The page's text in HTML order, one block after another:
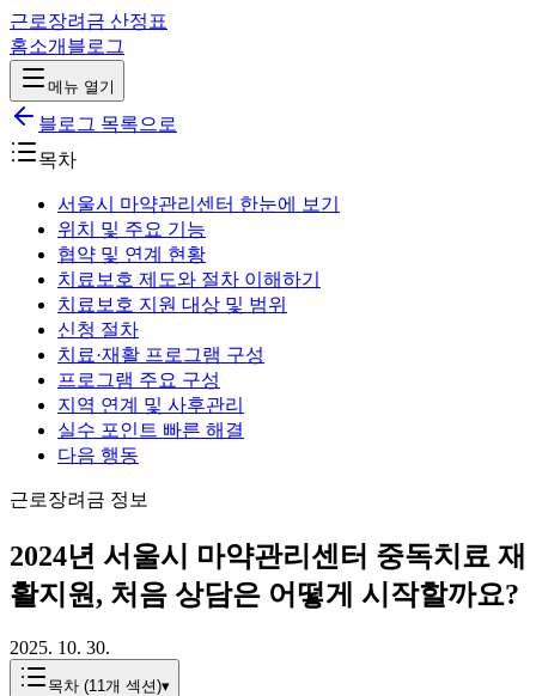
근로장려금 산정표
홈소개 블로그
메뉴 열기
블로그 목록으로
목차
서울시 마약관리센터 한눈에 보기
위치 및 주요 기능
협약 및 연계 현황
치료보호 제도와 절차 이해하기
치료보호 지원 대상 및 범위
신청 절차
치료·재활 프로그램 구성
프로그램 주요 구성
지역 연계 및 사후관리
실수 포인트 빠른 해결
다음 행동
근로장려금 정보
2024년 서울시 마약관리센터 중독치료 재
활지원, 처음 상담은 어떻게 시작할까요?
2025. 10. 30.
목차 (11 개 섹션)▾